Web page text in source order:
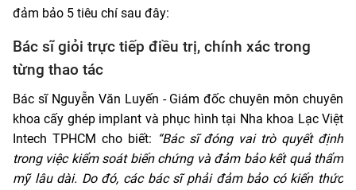
đảm bảo 5 tiêu chí sau đây:
Bác sĩ giỏi trực tiếp điều trị, chính xác trong
từng thao tác
Bác sĩ Nguyễn Văn Luyến - Giám đốc chuyên môn chuyên
khoa cấy ghép implant và phục hình tại Nha khoa Lạc Việt
Intech TPHCM cho biết: “Bác sĩ đóng vai trò quyết định
trong việc kiểm soát biến chứng và đảm bảo kết quả thẩm
mỹ lâu dài. Do đó, các bác sĩ phải đảm bảo có kiến thức